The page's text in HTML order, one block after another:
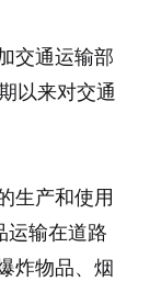
交通运输部
以来对交通
生产和使用
运输在道路
炸物品、烟